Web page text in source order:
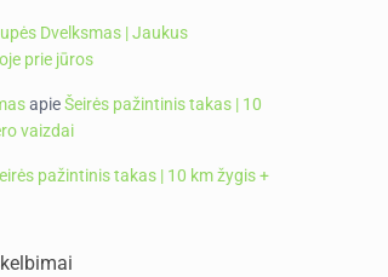
Dvelksmas | Jaukus
prie jūros
apieŠeirės pažintinis takas | 10
vaizdai
pažintinis takas | 10 km žygis +